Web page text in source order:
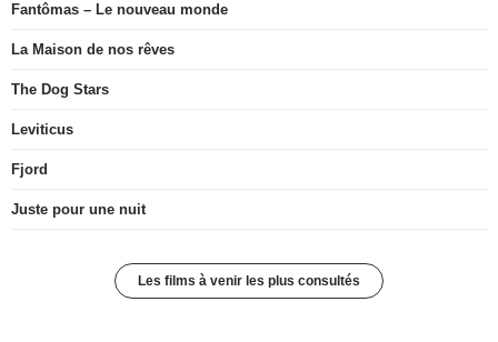
Fantômas – Le nouveau monde
La Maison de nos rêves
The Dog Stars
Leviticus
Fjord
Juste pour une nuit
Les films à venir les plus consultés